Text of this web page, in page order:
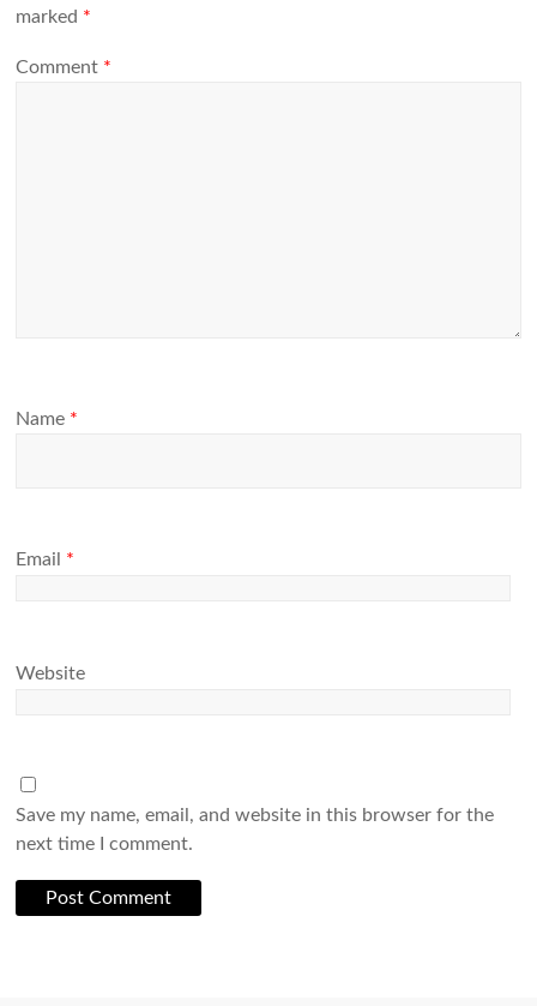
marked *
Comment *
Name *
Email *
Website
Save my name, email, and website in this browser for the
next time I comment.